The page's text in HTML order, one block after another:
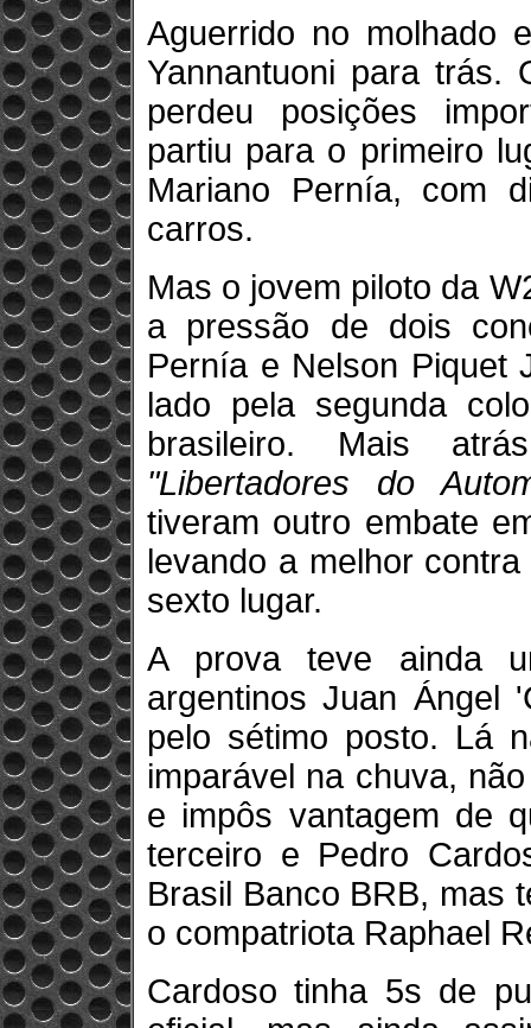
Aguerrido no molhado
Yannantuoni para trás.
perdeu posições
partiu para o primeiro
Mariano Pernía, com
carros.
Mas o jovem piloto da
a pressão de dois
Pernía e Nelson Piquet
lado pela segunda
brasileiro. Mais
"Libertadores do
tiveram outro embate
levando a melhor
sexto lugar.
A prova teve ainda
argentinos Juan Ángel
pelo sétimo posto. Lá
imparável na chuva,
e impôs vantagem de
terceiro e Pedro
Brasil Banco BRB, mas
o compatriota Raphael
Cardoso tinha 5s de